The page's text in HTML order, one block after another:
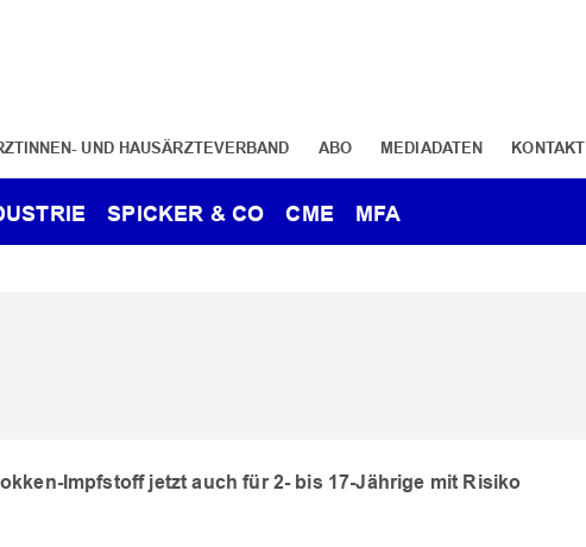
UND HAUSÄRZTEVERBAND ABO MEDIADATEN KONTAKT
SPICKER & CO CME MFA
Impfstoff jetzt auch für 2- bis 17-Jährige mit Risiko